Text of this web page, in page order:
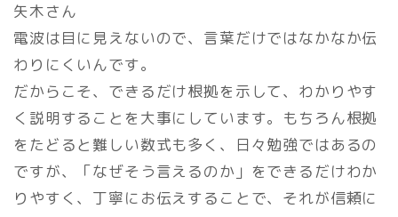
矢木さん
電波は目に見えないので、言葉だけではなかなか伝
わりにくいんです。
だからこそ、できるだけ根拠を示して、わかりやす
く説明することを大事にしています。もちろん根拠
をたどると難しい数式も多く、日々勉強ではあるの
ですが、「なぜそう言えるのか」をできるだけわか
りやすく、丁寧にお伝えすることで、それが信頼に